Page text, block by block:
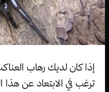
إذا كان لديك رهاب
ترغب في الابتعاد عن هذا